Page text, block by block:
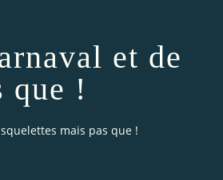
et de
que !
mais pas que !